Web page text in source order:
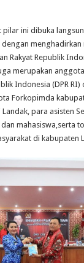
pilar ini dibuka
Rakyat Republik
merupakan
Indonesia (DPR
Forkopimda
para asisten
mahasiswa,serta
di kabupaten